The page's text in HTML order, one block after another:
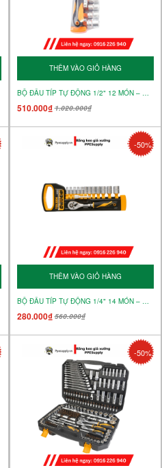
THÊM VÀO GIỎ HÀNG
BỘ ĐẦU TÍP TỰ ĐỘNG 1/2" 12 MÓN – MÃ 15152
510.000₫1.020.000₫
-50%
THÊM VÀO GIỎ HÀNG
BỘ ĐẦU TÍP TỰ ĐỘNG 1/4" 14 MÓN – MÃ 15150
280.000₫560.000₫
-50%